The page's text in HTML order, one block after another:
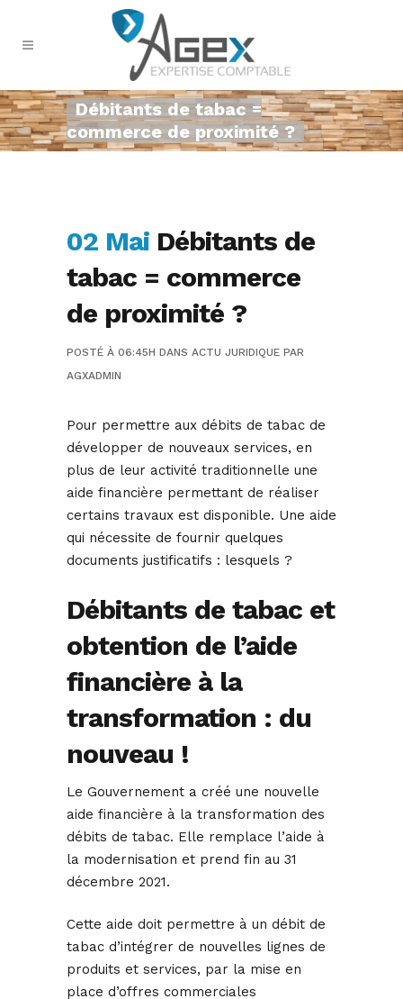
Débitants de tabac =
commerce de proximité ?
02 Mai Débitants de
tabac = commerce
de proximité ?
POSTÉ À 06:45H DANS ACTU JURIDIQUE PAR
AGXADMIN
Pour permettre aux débits de tabac de
développer de nouveaux services, en
plus de leur activité traditionnelle une
aide financière permettant de réaliser
certains travaux est disponible. Une aide
qui nécessite de fournir quelques
documents justificatifs : lesquels ?
Débitants de tabac et
obtention de l’aide
financière à la
transformation : du
nouveau !
Le Gouvernement a créé une nouvelle
aide financière à la transformation des
débits de tabac. Elle remplace l’aide à
la modernisation et prend fin au 31
décembre 2021.
Cette aide doit permettre à un débit de
tabac d’intégrer de nouvelles lignes de
produits et services, par la mise en
place d’offres commerciales